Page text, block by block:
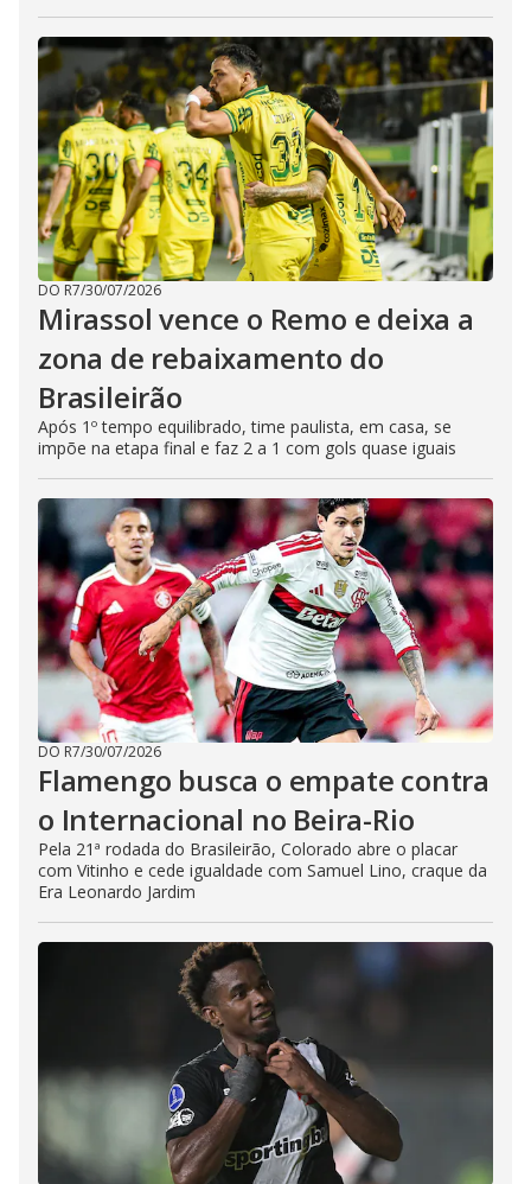
DO R7/30/07/2026
Mirassol vence o Remo e deixa a
zona de rebaixamento do
Brasileirão
Após 1º tempo equilibrado, time paulista, em casa, se
impõe na etapa final e faz 2 a 1 com gols quase iguais
DO R7/30/07/2026
Flamengo busca o empate contra
o Internacional no Beira-Rio
Pela 21ª rodada do Brasileirão, Colorado abre o placar
com Vitinho e cede igualdade com Samuel Lino, craque da
Era Leonardo Jardim